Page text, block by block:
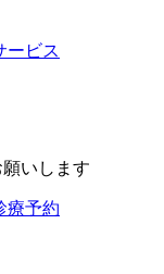
ービス
いします
療予約